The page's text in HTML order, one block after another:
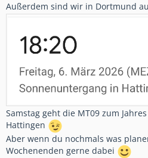
Außerdem sind wir in Dortmund
Samstag geht die MT09 zum
Hattingen
Aber wenn du nochmals was
Wochenenden gerne dabei